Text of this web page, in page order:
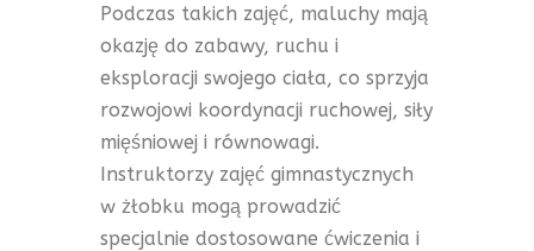
Podczas takich zajęć, maluchy mają
okazję do zabawy, ruchu i
eksploracji swojego ciała, co sprzyja
rozwojowi koordynacji ruchowej, siły
mięśniowej i równowagi.
Instruktorzy zajęć gimnastycznych
w żłobku mogą prowadzić
specjalnie dostosowane ćwiczenia i